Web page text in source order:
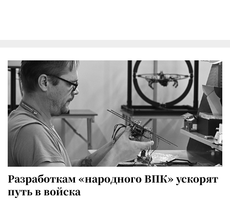
Разработкам «народного ВПК» ускорят
путь в войска